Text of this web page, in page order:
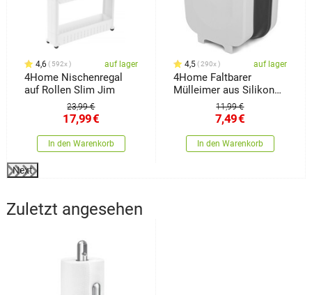
4,6 592x auf lager
4Home Nischenregal
auf Rollen Slim Jim
23,99 €
17,99€
In den Warenkorb
4,5 290x auf lager
4Home Faltbarer
Mülleimer aus Silikon
11,99 €
7,49€
In den Warenkorb
Next
Zuletzt angesehen